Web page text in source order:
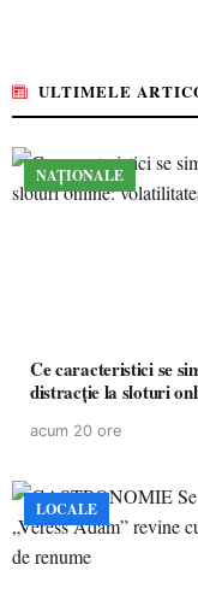
ULTIMELE
NAȚIONALE
Ce caracteristici se
distracție la sloturi
acum 20 ore
LOCALE